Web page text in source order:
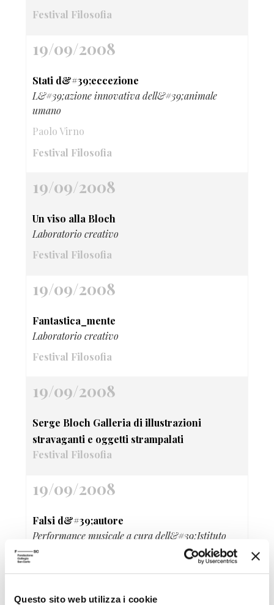
Questo sito web utilizza i cookie
Festival Filosofia
19/09/2008
Stati d&#39;eccezione
L&#39;azione innovativa dell&#39;animale
umano
Paolo Virno
Festival Filosofia
19/09/2008
Un viso alla Bloch
Laboratorio creativo
Festival Filosofia
19/09/2008
Fantastica_mente
Laboratorio creativo
Festival Filosofia
19/09/2008
Serge Bloch Galleria di illustrazioni
stravaganti e oggetti strampalati
Festival Filosofia
19/09/2008
Falsi d&#39;autore
Performance musicale a cura dell&#39;Istituto
superiore di studi musicali Vecchi/Tonelli di